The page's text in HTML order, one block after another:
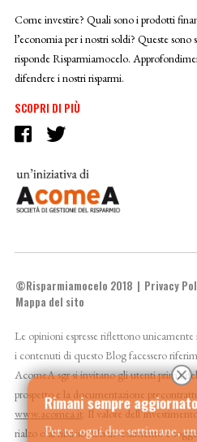
Come investire? Quali sono i prodotti
l’economia per i nostri soldi? Queste
risponde Risparmiamocelo.
difendere i nostri risparmi.
SCOPRI DI PIÙ
©Risparmiamocelo 2018 Privacy
Mappa del sito
Le opinioni espresse riflettono
i contenuti di questo Blog facessero
AcomeA sgr si invitano gli utenti prima
prospetto e la documentazione
www.acomea.it. Il valore
rialzo o al ribasso. Un investimento è
Rimani sempre
Per te, ogni due settimane,